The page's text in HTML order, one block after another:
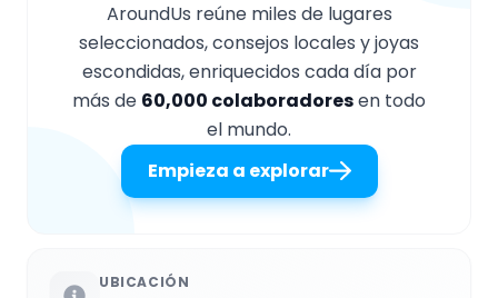
AroundUs reúne miles de lugares
seleccionados, consejos locales y joyas
escondidas, enriquecidos cada día por
más de 60,000 colaboradoresen todo
el mundo.
Empieza a explorar
UBICACIÓN